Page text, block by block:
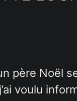
père Noël
voulu